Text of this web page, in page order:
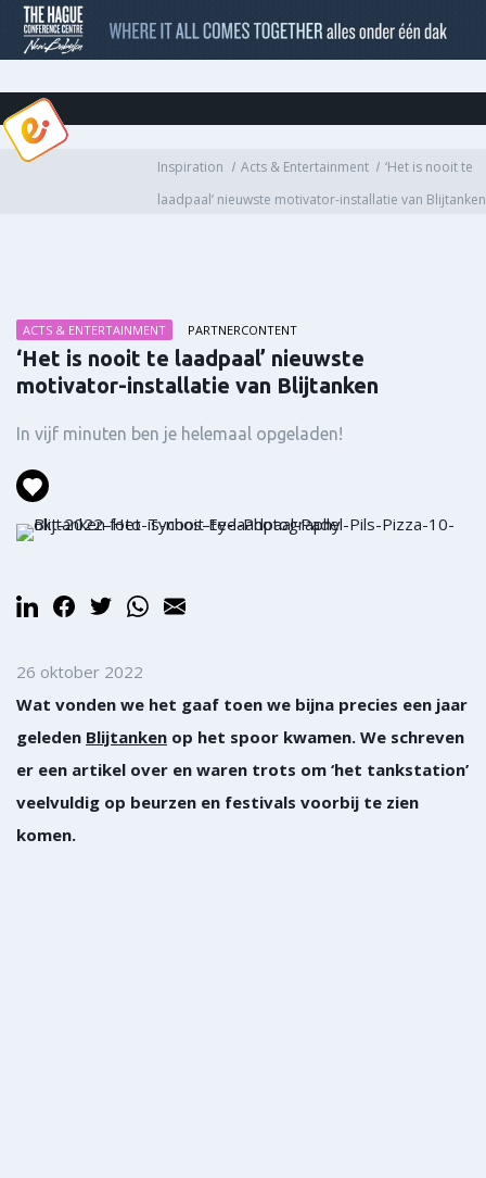
Inspiration Acts & Entertainment
‘Het is nooit te
laadpaal’ nieuwste motivator-installatie van Blijtanken
ACTS & ENTERTAINMENT PARTNERCONTENT
‘Het is nooit te laadpaal’ nieuwste
motivator-installatie van Blijtanken
In vijf minuten ben je helemaal opgeladen!
26 oktober 2022
Wat vonden we het gaaf toen we bijna precies een jaar
geleden Blijtanken op het spoor kwamen. We schreven
er een artikel over en waren trots om ‘het tankstation’
veelvuldig op beurzen en festivals voorbij te zien
komen.